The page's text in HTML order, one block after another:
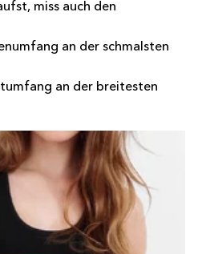
miss auch den
an der schmalsten
an der breitesten